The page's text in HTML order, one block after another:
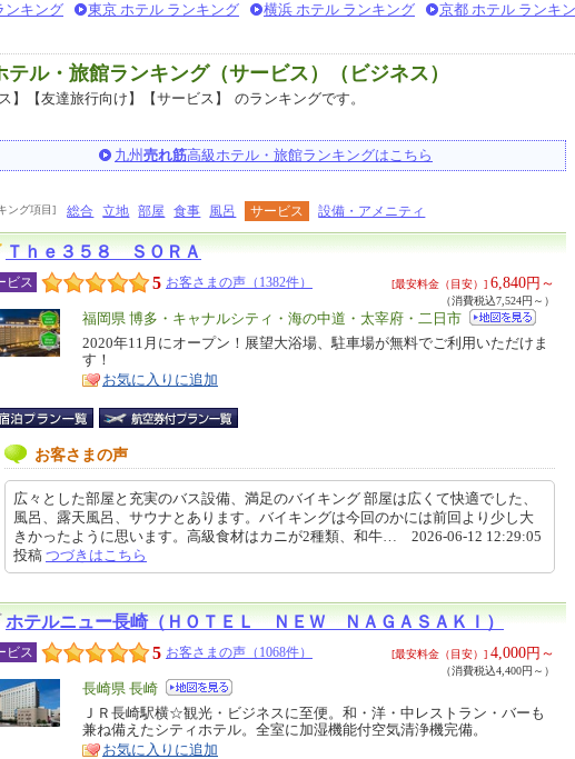
ンキング 東京 ホテル ランキング 横浜 ホテル ランキング 京都 ホテル ランキ
ル・旅館ランキング（サービス）（ビジネス）
】【友達旅行向け】【サービス】
のランキングです。
九州 売れ筋高級ホテル・旅館ランキングはこちら
ング項目] 総合 立地 部屋 食事 風呂 サービス 設備・アメニティ
Ｔｈｅ３５８ ＳＯＲＡ
ビス 5 お客さまの声（1382件） [最安料金（目安）] 6,840円～
（消費税込7,524円～）
エ
リ
ア
福岡県 博多・キャナルシティ・海の中道・太宰府・二日市
特
徴
2020年11月にオープン！展望大浴場、駐車場が無料でご利用いただけま
す！
お気に入りに追加
お客さまの声
広々とした部屋と充実のバス設備、満足のバイキング 部屋は広くて快適でした、
風呂、露天風呂、サウナとあります。バイキングは今回のかには前回より少し大
きかったように思います。高級食材はカニが2種類、和牛… 2026-06-12 12:29:05
投稿 つづきはこちら
ホテルニュー長崎（ＨＯＴＥＬ ＮＥＷ ＮＡＧＡＳＡＫＩ）
ビス 5 お客さまの声（1068件） [最安料金（目安）] 4,000円～
（消費税込4,400円～）
エ
リ
ア
長崎県 長崎
特
徴
ＪＲ長崎駅横☆観光・ビジネスに至便。和・洋・中レストラン・バーも
兼ね備えたシティホテル。全室に加湿機能付空気清浄機完備。
お気に入りに追加